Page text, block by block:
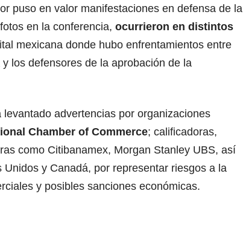
puso en valor manifestaciones en defensa de la
en la conferencia, ocurrieron en distintos
mexicana donde hubo enfrentamientos entre
los defensores de la aprobación de la
advertencias por organizaciones
Chamber of Commerce; calificadoras,
como Citibanamex, Morgan Stanley UBS, así
y Canadá, por representar riesgos a la
y posibles sanciones económicas.